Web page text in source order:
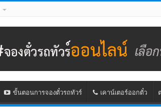
ขั้นตอนการจองตั๋วรถทัวร์ เคาน์เตอร์ออกตั๋ว